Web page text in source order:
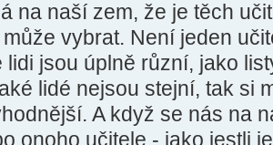
na naší zem, že je těch
vybrat. Není jeden
lidi jsou úplně různí, jako
lidé nejsou stejní, tak si
A když se nás na
onoho učitele - jako jestli